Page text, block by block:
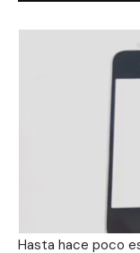
Hasta hace poco